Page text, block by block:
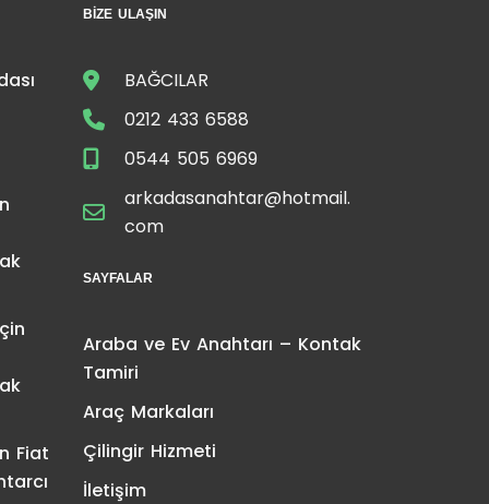
Fiat
BIZE ULAŞIN
BAĞCILAR
0212 433 6588
0544 505 6969
arkadasanahtar@hotmail.
com
SAYFALAR
Araba ve Ev Anahtarı – Kontak
Tamiri
Araç Markaları
Çilingir Hizmeti
İletişim